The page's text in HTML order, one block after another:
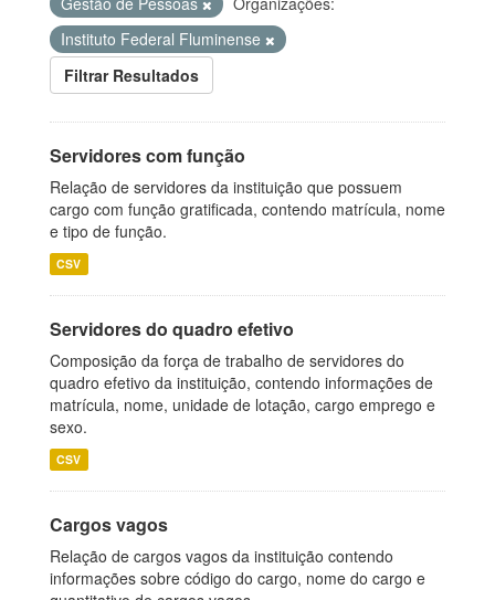
Instituto Federal Fluminense
Filtrar Resultados
Servidores com função
Relação de servidores da instituição que possuem
cargo com função gratificada, contendo matrícula, nome
e tipo de função.
CSV
Servidores do quadro efetivo
Composição da força de trabalho de servidores do
quadro efetivo da instituição, contendo informações de
matrícula, nome, unidade de lotação, cargo emprego e
sexo.
CSV
Cargos vagos
Relação de cargos vagos da instituição contendo
informações sobre código do cargo, nome do cargo e